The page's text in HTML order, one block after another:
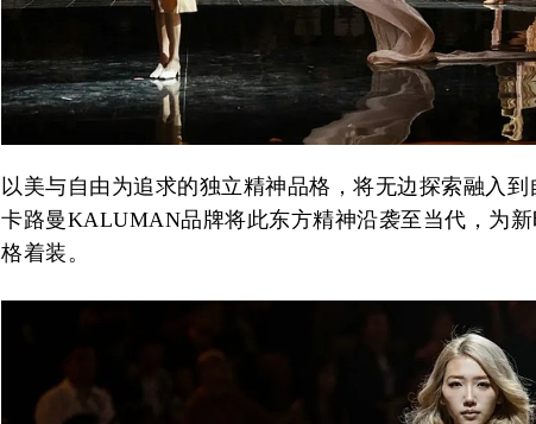
以美与自由为追求的独立精神品格，将无边探索融入到
卡路曼KALUMAN品牌将此东方精神沿袭至当代，为
格着装。